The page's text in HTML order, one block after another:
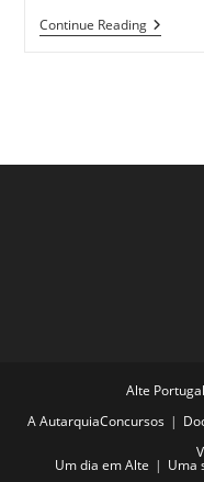
Continue Reading*
Pontos
Alte Portugal
A AutarquiaConcursos
Um dia em Alte Uma